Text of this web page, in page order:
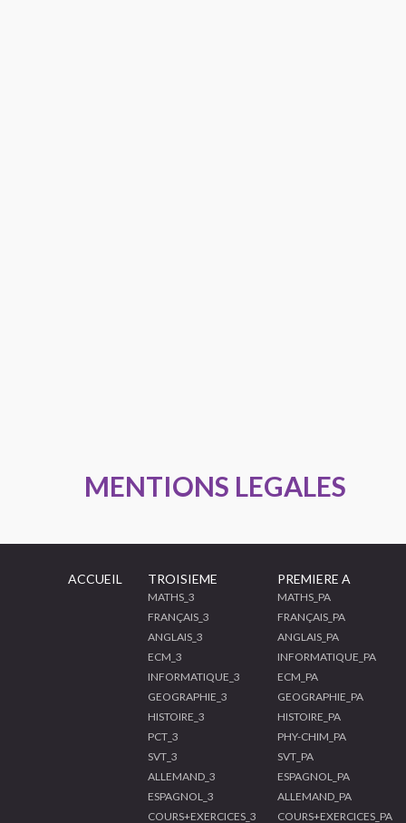
MENTIONS LEGALES
ACCUEIL TROISIEME
MATHS_3
FRANÇAIS_3
ANGLAIS_3
ECM_3
INFORMATIQUE_3
GEOGRAPHIE_3
HISTOIRE_3
PCT_3
SVT_3
ALLEMAND_3
ESPAGNOL_3
COURS+EXERCICES_3
PREMIERE A
MATHS_PA
FRANÇAIS_PA
ANGLAIS_PA
INFORMATIQUE_PA
ECM_PA
GEOGRAPHIE_PA
HISTOIRE_PA
PHY-CHIM_PA
SVT_PA
ESPAGNOL_PA
ALLEMAND_PA
COURS+EXERCICES_PA